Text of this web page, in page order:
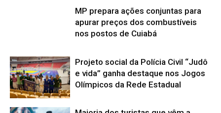
MP prepara ações conjuntas para
apurar preços dos combustíveis
nos postos de Cuiabá
Projeto social da Polícia Civil “Judô
e vida” ganha destaque nos Jogos
Olímpicos da Rede Estadual